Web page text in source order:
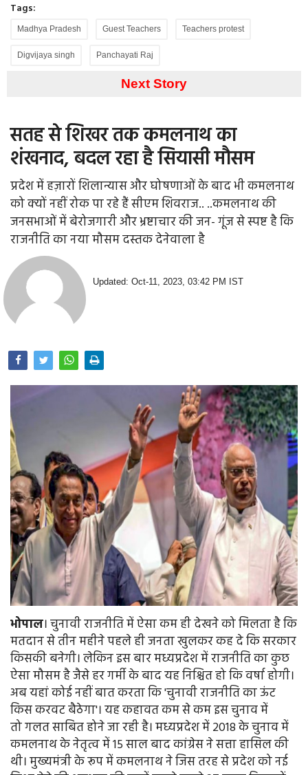
Tags:
Madhya Pradesh Guest Teachers Teachers protest
Digvijaya singh Panchayati Raj
Next Story
सतह से शिखर तक कमलनाथ का
शंखनाद, बदल रहा है सियासी मौसम
प्रदेश में हज़ारों शिलान्यास और घोषणाओं के बाद भी कमलनाथ
को क्यों नहीं रोक पा रहे हैं सीएम शिवराज.. ..कमलनाथ की
जनसभाओं में बेरोजगारी और भ्रष्टाचार की जन- गूंज से स्पष्ट है कि
राजनीति का नया मौसम दस्तक देनेवाला है
Updated: Oct-11, 2023, 03:42 PM IST
भोपाल। चुनावी राजनीति में ऐसा कम ही देखने को मिलता है कि
मतदान से तीन महीने पहले ही जनता खुलकर कह दे कि सरकार
किसकी बनेगी। लेकिन इस बार मध्यप्रदेश में राजनीति का कुछ
ऐसा मौसम है जैसे हर गर्मी के बाद यह निश्चित हो कि वर्षा होगी।
अब यहां कोई नहीं बात करता कि 'चुनावी राजनीति का ऊंट
किस करवट बैठेगा'। यह कहावत कम से कम इस चुनाव में
तो गलत साबित होने जा रही है। मध्यप्रदेश में 2018 के चुनाव में
कमलनाथ के नेतृत्व में 15 साल बाद कांग्रेस ने सत्ता हासिल की
थी। मुख्यमंत्री के रूप में कमलनाथ ने जिस तरह से प्रदेश को नई